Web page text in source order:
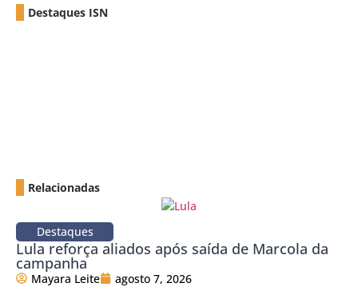
Destaques ISN
Relacionadas
Destaques
Lula reforça aliados após saída de Marcola da
campanha
Mayara Leite agosto 7, 2026